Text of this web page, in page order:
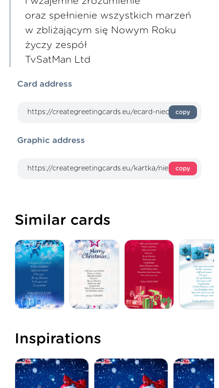
oraz spełnienie wszystkich marzeń
w zbliżającym się Nowym Roku
życzy zespół
TvSatMan Ltd
Card address
copy
Graphic address
copy
Similar cards
Inspirations